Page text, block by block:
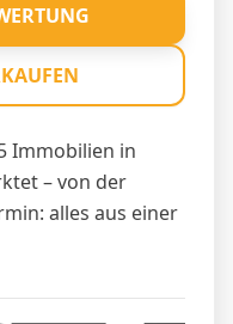
Immobilien in
– von der
alles aus einer